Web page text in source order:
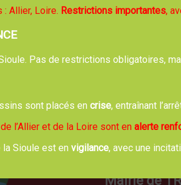
Soirée théâtrale avec
Entrée 12 € (5 € pour
Mairie de
: Allier, Loire. Restrictions importantes,
Pas de restrictions obligatoires,
sont placés en crise, entraînant
l’Allier et de la Loire sont en alerte
Sioule est en vigilance, avec une